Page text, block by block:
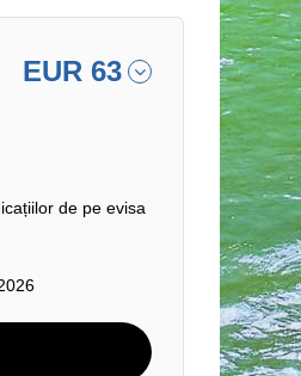
EUR 63
de pe evisa